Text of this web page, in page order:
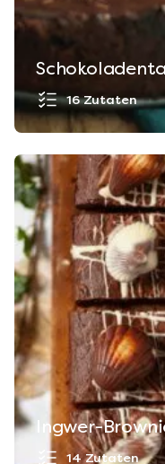
16 Zutaten
Ingwer-
14 Zutaten